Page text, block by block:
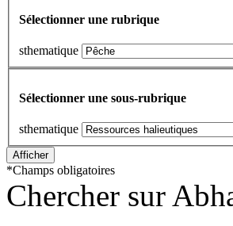
Sélectionner une rubrique
sthematique
Sélectionner une sous-rubrique
sthematique
*Champs obligatoires
Chercher sur